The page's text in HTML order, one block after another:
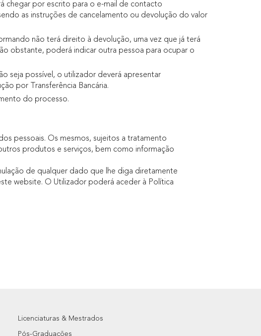
chegar por escrito para o e-mail de contacto
as instruções de cancelamento ou devolução do valor
não terá direito à devolução, uma vez que já terá
obstante, poderá indicar outra pessoa para ocupar o
seja possível, o utilizador deverá apresentar
por Transferência Bancária.
do processo.
pessoais. Os mesmos, sujeitos a tratamento
produtos e serviços, bem como informação
de qualquer dado que lhe diga diretamente
website. O Utilizador poderá aceder à Política
Licenciaturas & Mestrados
Pós-Graduações